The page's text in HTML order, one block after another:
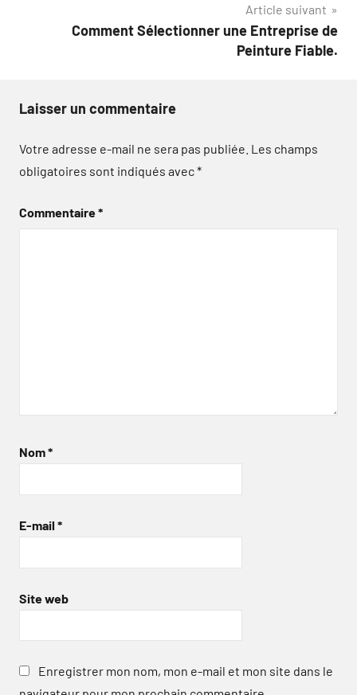
Article suivant
Comment Sélectionner une Entreprise de
Peinture Fiable.
Laisser un commentaire
Votre adresse e-mail ne sera pas publiée. Les champs
obligatoires sont indiqués avec*
Commentaire*
Nom*
E-mail *
Site web
Enregistrer mon nom, mon e-mail et mon site dans le